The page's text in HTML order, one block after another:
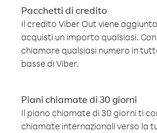
Pacchetti di credito
Il credito Viber Out viene
acquisti un importo qualsiasi.
chiamare qualsiasi numero in
basse di Viber.
Piani chiamate di 30 giorni
Il piano chiamate di 30 giorni ti
chiamate internazionali verso la